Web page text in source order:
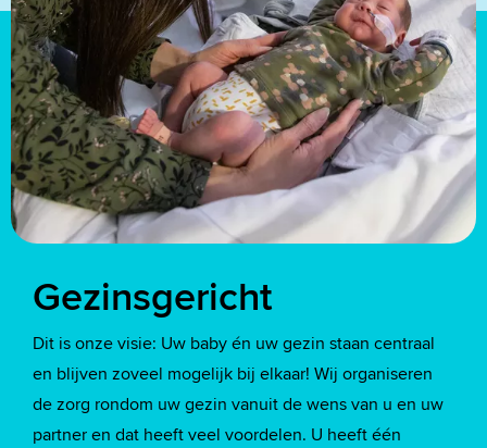
Gezinsgericht
Dit is onze visie: Uw baby én uw gezin staan centraal
en blijven zoveel mogelijk bij elkaar! Wij organiseren
de zorg rondom uw gezin vanuit de wens van u en uw
partner en dat heeft veel voordelen. U heeft één